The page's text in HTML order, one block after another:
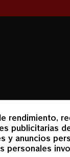
rendimiento,
publicitarias
y anuncios
personales